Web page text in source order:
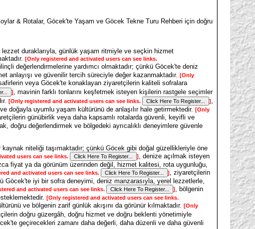
& Rotalar, Göcek'te Yaşam ve Göcek Tekne Turu Rehberi için doğru
duraklarıyla, günlük yaşam ritmiyle ve seçkin hizmet
[Only registered and activated users can see links.
değerlendirmelerine yardımcı olmaktadır; çünkü Göcek'te deniz
anlayışı ve güvenilir tercih süreciyle değer kazanmaktadır. [Only
veya Göcek'te konaklayan ziyaretçilerin kaliteli sofralara
]
, mavinin farklı tonlarını keşfetmek isteyen kişilerin rastgele seçimler
[Only registered and activated users can see links. ]
doğayla uyumlu yaşam kültürünü de anlaşılır hale getirmektedir. [Only
günübirlik veya daha kapsamlı rotalarda güvenli, keyifli ve
doğru değerlendirmek ve bölgedeki ayrıcalıklı deneyimlere güvenle
niteliği taşımaktadır; çünkü Göcek gibi doğal güzellikleriyle öne
users can see links. ]
, denize açılmak isteyen
fiyat ya da görünüm üzerinden değil, hizmet kalitesi, rota uygunluğu,
and activated users can see links. ]
, ziyaretçilerin
Göcek'te iyi bir sofra deneyimi, deniz manzarasıyla, yerel lezzetlerle,
and activated users can see links. ]
, bölgenin
[Only registered and activated users can see links.
ve bölgenin zarif günlük akışını da görünür kılmaktadır. [Only
doğru güzergâh, doğru hizmet ve doğru beklenti yönetimiyle
geçirecekleri zamanı daha değerli, daha düzenli ve daha güvenli